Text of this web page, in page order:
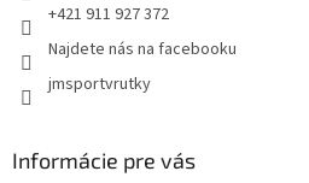
+421 911 927 372
Najdete nás na facebooku
jmsportvrutky
Informácie pre vás